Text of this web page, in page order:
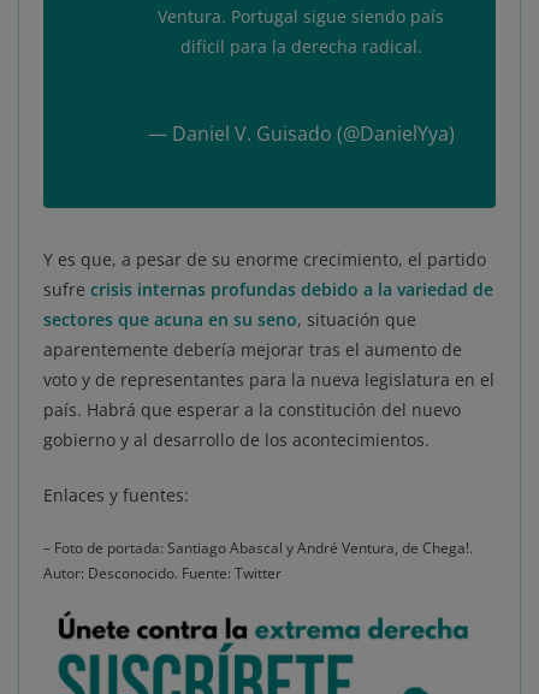
Ventura. Portugal sigue siendo país
difícil para la derecha radical.
— Daniel V. Guisado (@DanielYya)
Y es que, a pesar de su enorme crecimiento, el partido
sufre crisis internas profundas debido a la variedad de
sectores que acuna en su seno, situación que
aparentemente debería mejorar tras el aumento de
voto y de representantes para la nueva legislatura en el
país. Habrá que esperar a la constitución del nuevo
gobierno y al desarrollo de los acontecimientos.
Enlaces y fuentes:
– Foto de portada: Santiago Abascal y André Ventura, de Chega!.
Autor: Desconocido. Fuente: Twitter